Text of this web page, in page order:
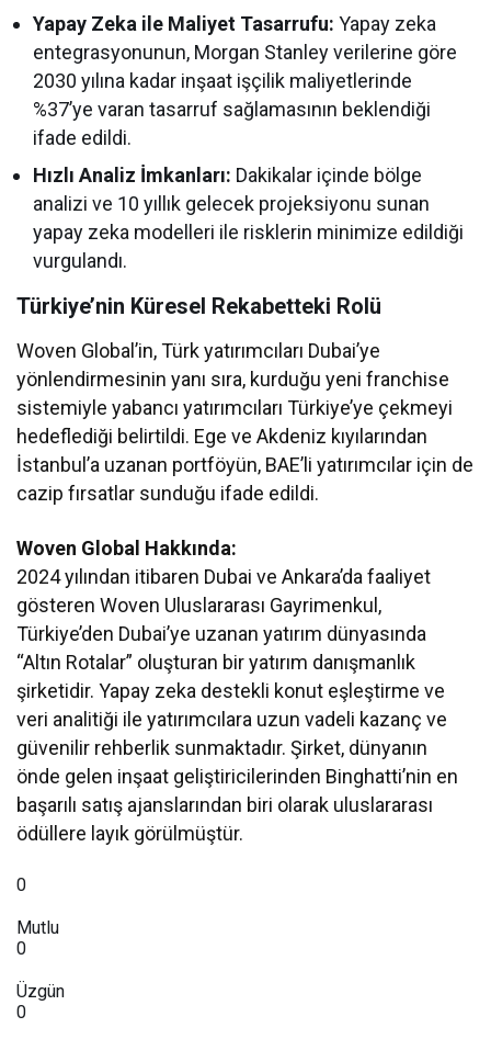
Yapay Zeka ile Maliyet Tasarrufu: Yapay zeka
entegrasyonunun, Morgan Stanley verilerine göre
2030 yılına kadar inşaat işçilik maliyetlerinde
%37’ye varan tasarruf sağlamasının beklendiği
ifade edildi.
Hızlı Analiz İmkanları: Dakikalar içinde bölge
analizi ve 10 yıllık gelecek projeksiyonu sunan
yapay zeka modelleri ile risklerin minimize edildiği
vurgulandı.
Türkiye’nin Küresel Rekabetteki Rolü
Woven Global’in, Türk yatırımcıları Dubai’ye
yönlendirmesinin yanı sıra, kurduğu yeni franchise
sistemiyle yabancı yatırımcıları Türkiye’ye çekmeyi
hedeflediği belirtildi. Ege ve Akdeniz kıyılarından
İstanbul’a uzanan portföyün, BAE’li yatırımcılar için de
cazip fırsatlar sunduğu ifade edildi.
Woven Global Hakkında:
2024 yılından itibaren Dubai ve Ankara’da faaliyet
gösteren Woven Uluslararası Gayrimenkul,
Türkiye’den Dubai’ye uzanan yatırım dünyasında
“Altın Rotalar” oluşturan bir yatırım danışmanlık
şirketidir. Yapay zeka destekli konut eşleştirme ve
veri analitiği ile yatırımcılara uzun vadeli kazanç ve
güvenilir rehberlik sunmaktadır. Şirket, dünyanın
önde gelen inşaat geliştiricilerinden Binghatti’nin en
başarılı satış ajanslarından biri olarak uluslararası
ödüllere layık görülmüştür.
0
Mutlu
0
Üzgün
0